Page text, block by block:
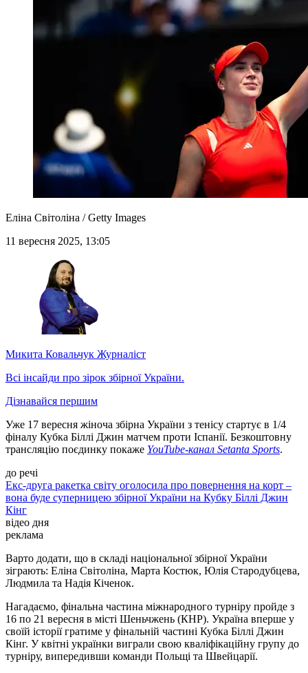
Еліна Світоліна / Getty Images
11 вересня 2025, 13:05
Микита Ковальчук Журналіст
Всі інсайди про зірок збірної України.
Дізнавайся першим
Уже 17 вересня жіноча збірна України з тенісу стартує в 1/4
фіналу Кубка Біллі Джин матчем проти Іспанії. Безкоштовну
трансляцію поєдинку покаже YouTube-канал Setanta Sports.
до речі
Екс-друга ракетка світу оголосила про повернення на корт –
вона буде суперницею збірної України на Кубку Біллі Джин
Кінг
відео дня
реклама
Варто додати, що в складі національної збірної України
зіграють: Еліна Світоліна, Марта Костюк, Юлія Стародубцева,
Людмила та Надія Кіченок.
Нагадаємо, фінальна частина міжнародного турніру пройде з
16 по 21 вересня в місті Шеньчжень (КНР). Україна вперше у
своїй історії гратиме у фінальній частині Кубка Біллі Джин
Кінг. У квітні українки виграли свою кваліфікаційну групу до
турніру, випередивши команди Польщі та Швейцарії.